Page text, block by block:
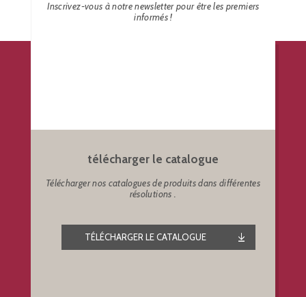
Inscrivez-vous à notre newsletter pour être les premiers
informés !
télécharger le catalogue
Télécharger nos catalogues de produits dans différentes
résolutions .
TÉLÉCHARGER LE CATALOGUE